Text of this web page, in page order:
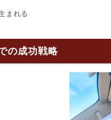
まれる
の成功戦略